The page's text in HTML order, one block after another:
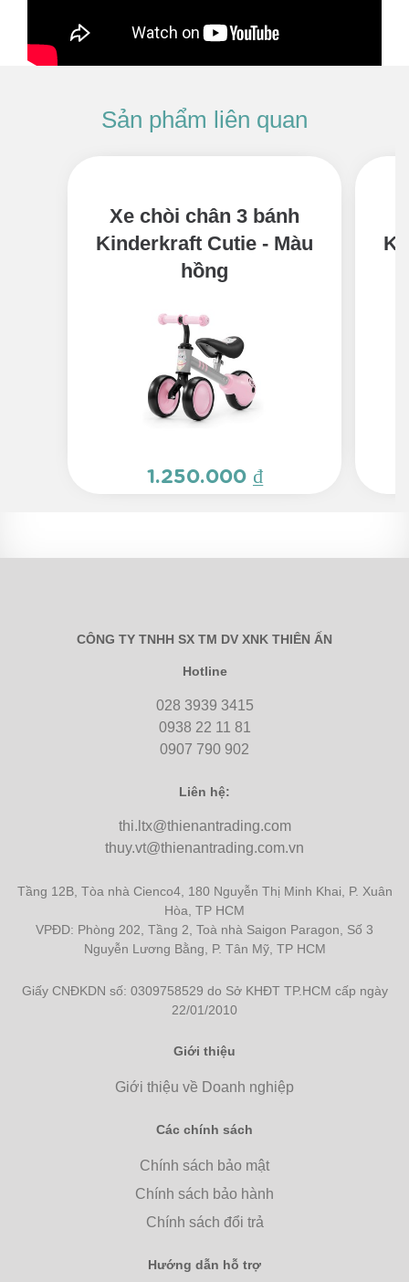
Xe chòi chân 3 bánh
Kinderkraft Cutie - Màu
hồng
1.250.000 ₫
CÔNG TY TNHH SX TM DV XNK THIÊN ẤN
Hotline
028 3939 3415
0938 22 11 81
0907 790 902
Liên hệ:
thi.ltx@thienantrading.com
thuy.vt@thienantrading.com.vn
Tầng 12B, Tòa nhà Cienco4, 180 Nguyễn Thị Minh Khai, P. Xuân
Hòa, TP HCM
VPĐD: Phòng 202, Tầng 2, Toà nhà Saigon Paragon, Số 3
Nguyễn Lương Bằng, P. Tân Mỹ, TP HCM
Giấy CNĐKDN số: 0309758529 do Sở KHĐT TP.HCM cấp ngày
22/01/2010
Giới thiệu
Giới thiệu về Doanh nghiệp
Các chính sách
Chính sách bảo mật
Chính sách bảo hành
Chính sách đổi trả
Hướng dẫn hỗ trợ